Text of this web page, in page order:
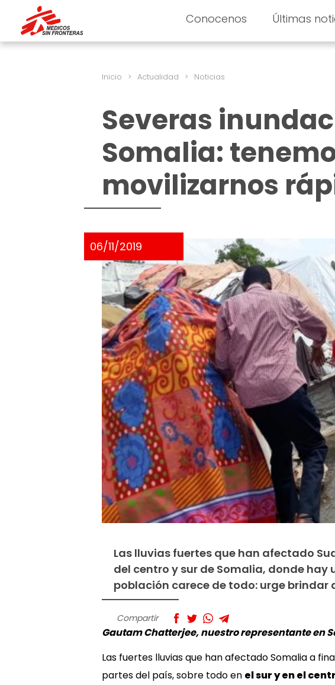
Conocenos Últimas
Inicio > Actualidad > Noticias
Severas
Somalia:
movilizarnos
06/11/2019
Las lluvias fuertes que han afectado
del centro y sur de Somalia, donde hay
población carece de todo: urge
Compartir
Gautam Chatterjee, nuestro representante en
Las fuertes lluvias que han afectado Somalia a
partes del país, sobre todo en el sur y en el